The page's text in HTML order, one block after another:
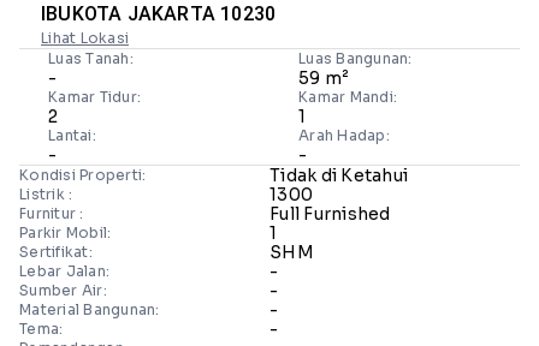
IBUKOTA JAKARTA 10230
Lihat Lokasi
Luas Tanah:
-
Luas Bangunan:
59 m²
Kamar Tidur:
2
Kamar Mandi:
1
Lantai:
-
Arah Hadap:
-
Kondisi Properti: Tidak di Ketahui
Listrik : 1300
Furnitur : Full Furnished
Parkir Mobil: 1
Sertifikat: SHM
Lebar Jalan: -
Sumber Air: -
Material Bangunan: -
Tema: -